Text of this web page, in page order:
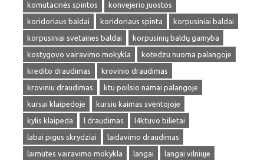
komutacinės spintos
konvejerio juostos
koridoriaus baldai
koridoriaus spinta
korpusiniai baldai
korpusiniai svetaines baldai
korpusinių baldų gamyba
kostygovo vairavimo mokykla
kotedzu nuoma palangoje
kredito draudimas
krovinio draudimas
kroviniu draudimas
ktu poilsio namai palangoje
kursai klaipedoje
kursiu kaimas sventojoje
kylis klaipeda
l draudimas
l4ktuvo bilietai
labai pigus skrydziai
laidavimo draudimas
laimutes vairavimo mokykla
langai
langai vilniuje